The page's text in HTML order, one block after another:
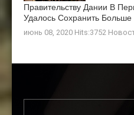
Правительству Дании В
Удалось Сохранить
июнь 08, 2020 Hits:3752